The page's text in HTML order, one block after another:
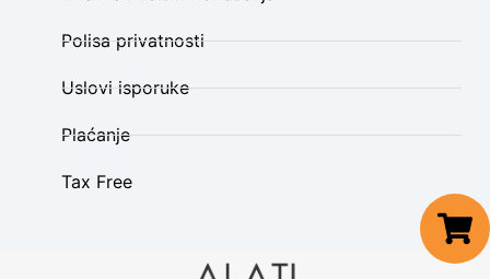
Polisa privatnosti
Uslovi isporuke
Plaćanje
Tax Free